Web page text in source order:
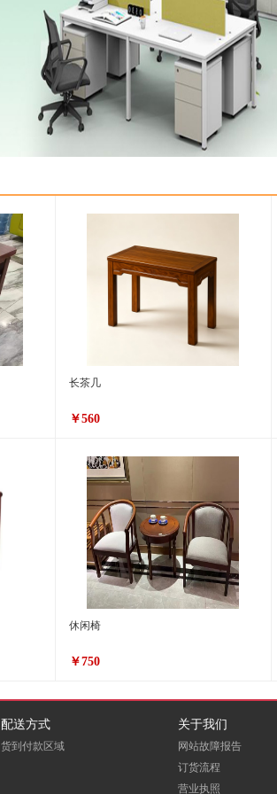
长茶几
￥560
休闲椅
￥750
配送方式
货到付款区域
关于我们
网站故障报告
订货流程
营业执照